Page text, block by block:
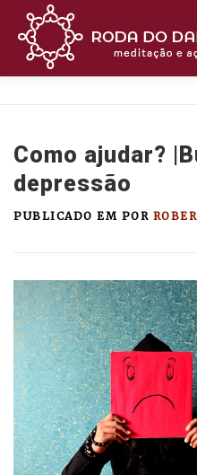
Pular
para
APOIE
Como ajudar?
depressão
PUBLICADO EM POR